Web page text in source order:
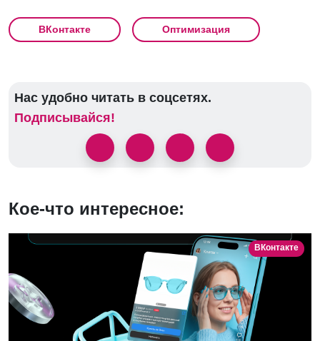
ВКонтакте Оптимизация
Нас удобно читать в соцсетях.
Подписывайся!
Кое-что интересное:
ВКонтакте